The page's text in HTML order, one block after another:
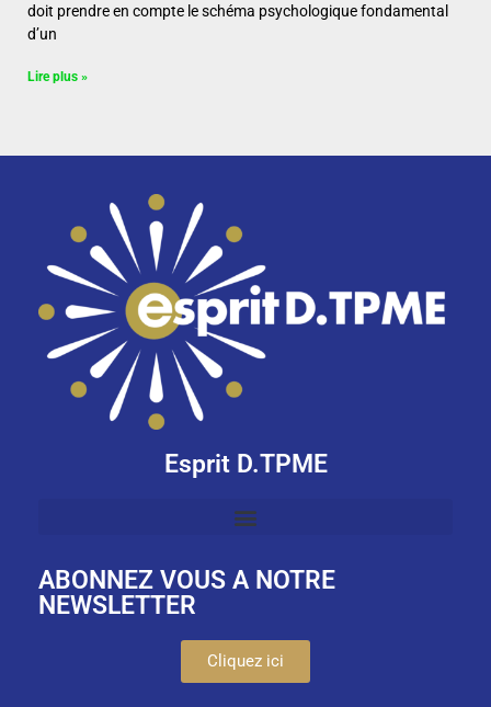
doit prendre en compte le schéma psychologique fondamental
d’un
Lire plus »
Esprit D.TPME
ABONNEZ VOUS A NOTRE
NEWSLETTER
Cliquez ici